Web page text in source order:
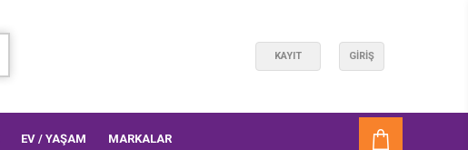
KAYIT GIRIŞ
EV / YAŞAM MARKALAR